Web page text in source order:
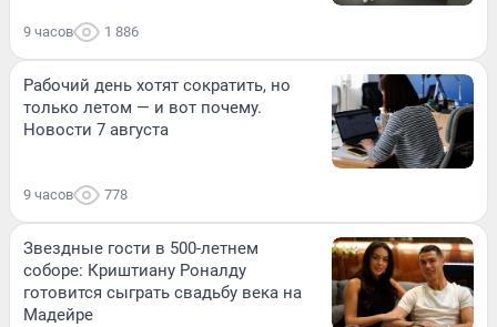
9 часов 1 886
Рабочий день хотят сократить, но
только летом — и вот почему.
Новости 7 августа
9 часов 778
Звездные гости в 500-летнем
соборе: Криштиану Роналду
готовится сыграть свадьбу века на
Мадейре